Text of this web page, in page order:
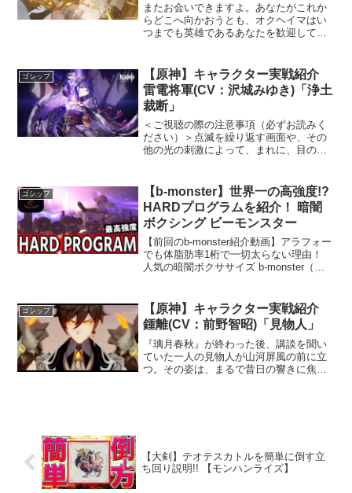
またお会いできますよ。あなたがこれか
らどこへ向かおうとも、オクヘイマはい
つまでも英雄であるあなたを歓迎してい
情報をチェックしよう【崩壊：スターレ
イル公式サイト】H...
ゴシップ
【原神】キャラクター実戦紹介
雷電将軍(CV：沢城みゆき)「浄土
裁断」
＜ご視聴の際の注意事項（必ずお読みく
ださい）＞点滅を繰り返す画面や、その
他の光の刺激によって、まれに、目の痛
発作）が起きることがあります。こうし
た症状のある方は、ご視聴...
ゴシップ
【b-monster】世界一の高強度!?
HARDプログラムを紹介！ 暗闇
ボクシング ビーモンスター
【前回のb-monster紹介動画】アラフォー
でも体脂肪率1桁で一切太らない理由！
人気の暗闇ボクササイズ b-monster（ビ
【Instagram】お気軽にフォローお願...
ゴシップ
【原神】キャラクター実戦紹介
鍾離(CV：前野智昭)「見物人」
『璃月春秋』が終わった後、講談を聞い
ていた一人の見物人が山河屏風の前に立
つ。その姿は、まるで昔日の響きに焦が
【大剣】テオテスカトルを簡単に倒す立
ち回り説明!! 【モンハンライズ】